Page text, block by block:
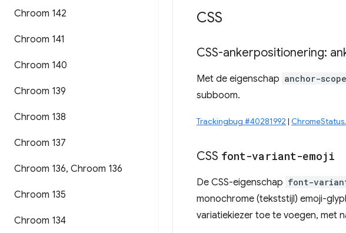
Chroom 142
Chroom 141
Chroom 140
Chroom 139
Chroom 138
Chroom 137
Chroom 136, Chroom 136
Chroom 135
Chroom 134
CSS
CSS-ankerpositionering:
Met de eigenschap anchor-scope
subboom.
Trackingbug #40281992 |
CSS font-variant-emoji
De CSS-eigenschap font-
monochrome (tekststijl) emoji-
variatiekiezer toe te voegen, met